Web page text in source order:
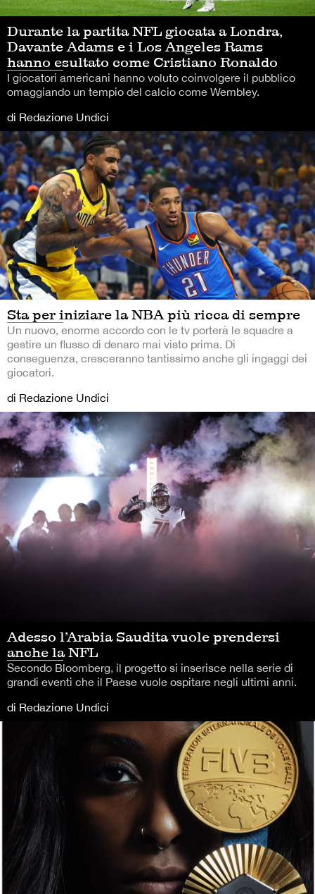
Durante la partita NFL giocata a Londra,
Davante Adams e i Los Angeles Rams
hanno esultato come Cristiano Ronaldo
I giocatori americani hanno voluto coinvolgere il pubblico
omaggiando un tempio del calcio come Wembley.
di Redazione Undici
Sta per iniziare la NBA più ricca di sempre
Un nuovo, enorme accordo con le tv porterà le squadre a
gestire un flusso di denaro mai visto prima. Di
conseguenza, cresceranno tantissimo anche gli ingaggi dei
giocatori.
di Redazione Undici
Adesso l’Arabia Saudita vuole prendersi
anche la NFL
Secondo Bloomberg, il progetto si inserisce nella serie di
grandi eventi che il Paese vuole ospitare negli ultimi anni.
di Redazione Undici